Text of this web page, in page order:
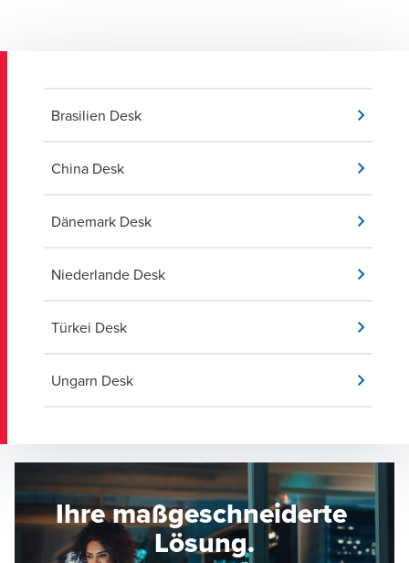
Brasilien Desk
China Desk
Dänemark Desk
Niederlande Desk
Türkei Desk
Ungarn Desk
Ihre maßgeschneiderte
Lösung.